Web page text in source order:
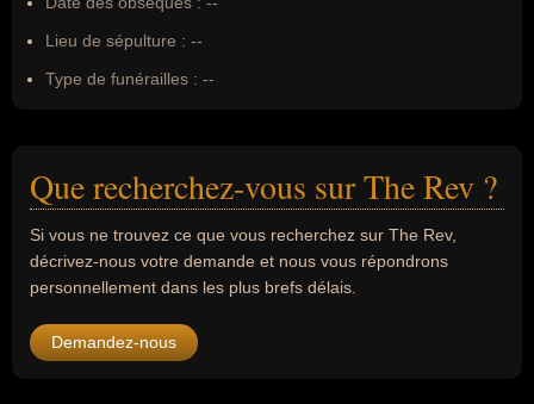
Lieu de sépulture : --
Type de funérailles : --
Que recherchez-vous sur The Rev ?
Si vous ne trouvez ce que vous recherchez sur The Rev,
décrivez-nous votre demande et nous vous répondrons
personnellement dans les plus brefs délais.
Demandez-nous